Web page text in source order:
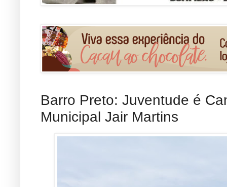
Barro Preto: Juventude é
Municipal Jair Martins